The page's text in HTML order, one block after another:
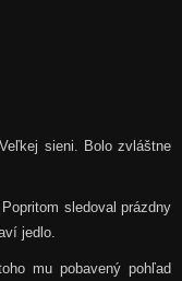
sieni. Bolo zvláštne
sledoval prázdny
jedlo.
mu pobavený pohľad